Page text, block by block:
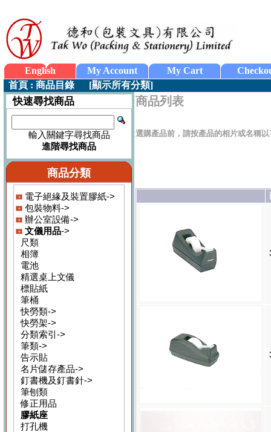
English My Account My Cart
首頁 : 商品目錄[顯示所有分類]
快速尋找商品
輸入關鍵字尋找商品
進階尋找商品
商品分類
電子絕緣及裝置膠紙->
包裝物料->
辦公室設備->
文儀用品->
尺類
相簿
電池
精選桌上文儀
標貼紙
筆桶
快勞類->
快勞架->
分類索引->
筆類->
告示貼
名片儲存產品->
釘書機及釘書針->
筆刨類
修正用品
膠紙座
打孔機
商品列表
選購產品前，請按產品的相片或名稱